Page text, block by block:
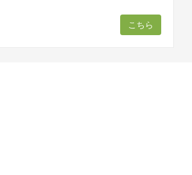
こちら